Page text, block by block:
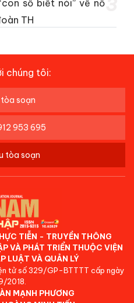
số biết nói” về nỗ
TH
chúng tôi:
soạn
953 695
tòa soạn
TIỄN - TRUYỀN THÔNG
VÀ PHÁT TRIỂN THUỘC VIỆN
LUẬT VÀ QUẢN LÝ
tử số 329/GP-BTTTT cấp ngày
2018.
MẠNH PHƯƠNG